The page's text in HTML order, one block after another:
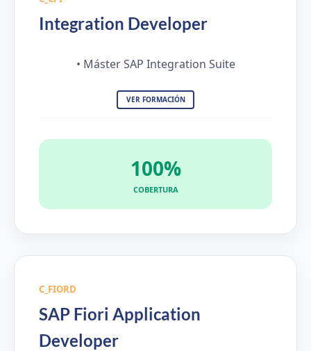
Integration Developer
• Máster SAP Integration Suite
VER FORMACIÓN
100%
COBERTURA
C_FIORD
SAP Fiori Application
Developer